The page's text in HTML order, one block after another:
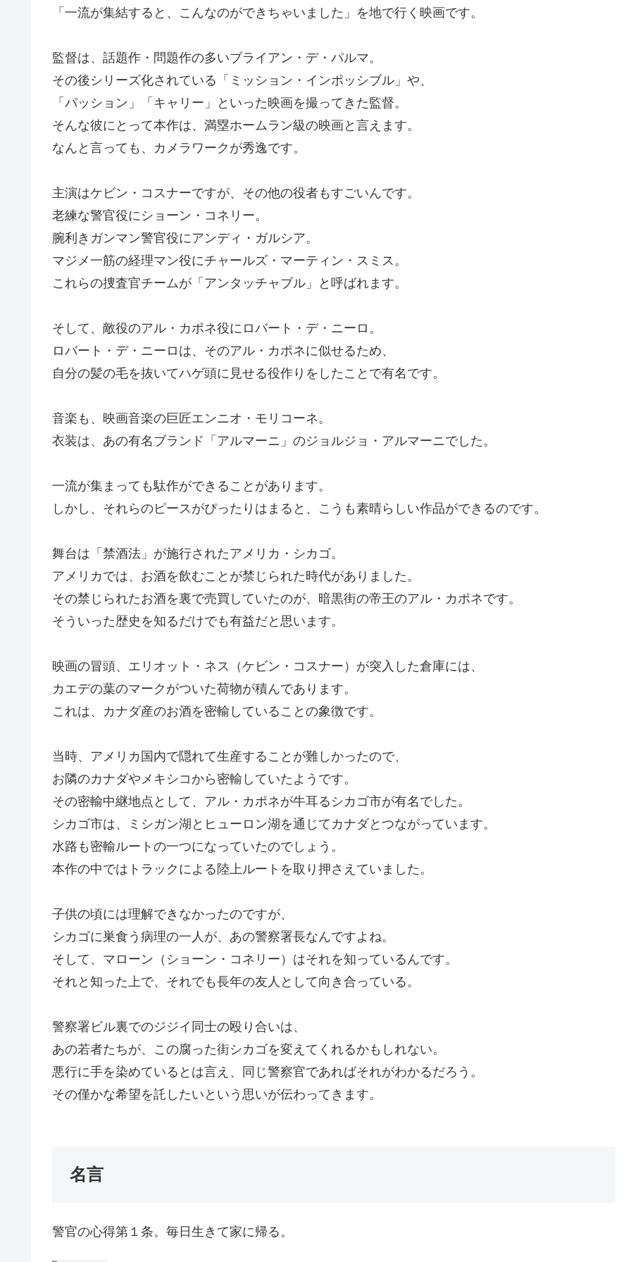
「一流が集結すると、こんなのができちゃいました」を地で行く映画です。
監督は、話題作・問題作の多いブライアン・デ・パルマ。
その後シリーズ化されている「ミッション・インポッシブル」や、
「パッション」「キャリー」といった映画を撮ってきた監督。
そんな彼にとって本作は、満塁ホームラン級の映画と言えます。
なんと言っても、カメラワークが秀逸です。
主演はケビン・コスナーですが、その他の役者もすごいんです。
老練な警官役にショーン・コネリー。
腕利きガンマン警官役にアンディ・ガルシア。
マジメ一筋の経理マン役にチャールズ・マーティン・スミス。
これらの捜査官チームが「アンタッチャブル」と呼ばれます。
そして、敵役のアル・カポネ役にロバート・デ・ニーロ。
ロバート・デ・ニーロは、そのアル・カポネに似せるため、
自分の髪の毛を抜いてハゲ頭に見せる役作りをしたことで有名です。
音楽も、映画音楽の巨匠エンニオ・モリコーネ。
衣装は、あの有名ブランド「アルマーニ」のジョルジョ・アルマーニでした。
一流が集まっても駄作ができることがあります。
しかし、それらのピースがぴったりはまると、こうも素晴らしい作品ができるのです。
舞台は「禁酒法」が施行されたアメリカ・シカゴ。
アメリカでは、お酒を飲むことが禁じられた時代がありました。
その禁じられたお酒を裏で売買していたのが、暗黒街の帝王のアル・カポネです。
そういった歴史を知るだけでも有益だと思います。
映画の冒頭、エリオット・ネス（ケビン・コスナー）が突入した倉庫には、
カエデの葉のマークがついた荷物が積んであります。
これは、カナダ産のお酒を密輸していることの象徴です。
当時、アメリカ国内で隠れて生産することが難しかったので、
お隣のカナダやメキシコから密輸していたようです。
その密輸中継地点として、アル・カポネが牛耳るシカゴ市が有名でした。
シカゴ市は、ミシガン湖とヒューロン湖を通じてカナダとつながっています。
水路も密輸ルートの一つになっていたのでしょう。
本作の中ではトラックによる陸上ルートを取り押さえていました。
子供の頃には理解できなかったのですが、
シカゴに巣食う病理の一人が、あの警察署長なんですよね。
そして、マローン（ショーン・コネリー）はそれを知っているんです。
それと知った上で、それでも長年の友人として向き合っている。
警察署ビル裏でのジジイ同士の殴り合いは、
あの若者たちが、この腐った街シカゴを変えてくれるかもしれない。
悪行に手を染めているとは言え、同じ警察官であればそれがわかるだろう。
その僅かな希望を託したいという思いが伝わってきます。
名言
警官の心得第１条。毎日生きて家に帰る。